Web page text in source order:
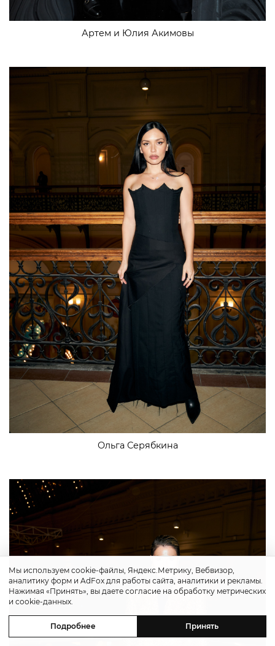
Артем и Юлия Акимовы
Ольга Серябкина
Мы используем cookie-файлы, Яндекс.Метрику, Вебвизор,
аналитику форм и AdFox для работы сайта, аналитики и рекламы.
Нажимая «Принять», вы даете согласие на обработку метрических
и cookie-данных.
Подробнее Принять